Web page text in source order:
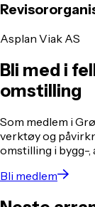
Asplan Viak AS
Bli med i
omstilling
Som medlem i
verktøy og
omstilling i bygg-
Bli medlem